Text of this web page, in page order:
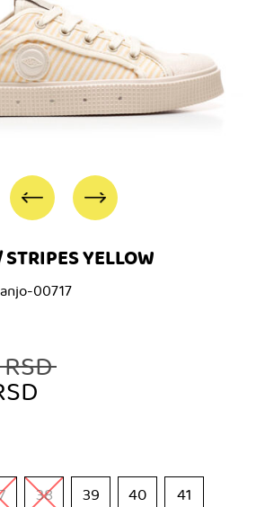
YELLOW
00717
RSDOriginalna
bila:
38 39 40 41